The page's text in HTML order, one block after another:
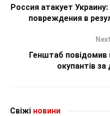
Россия атакует
повреждения в
Генштаб повідомив
окупантів
Свіжі новини